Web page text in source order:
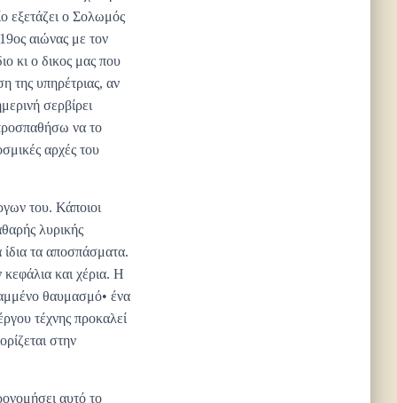
εξετάζει ο Σολωμός
αιώνας με τον
κι ο δικος μας που
της υπηρέτριας, αν
σερβίρει
να το
αρχές του
του. Κάποιοι
λυρικής
τα αποσπάσματα.
και χέρια. Η
θαυμασμό• ένα
τέχνης προκαλεί
στην
αυτό το